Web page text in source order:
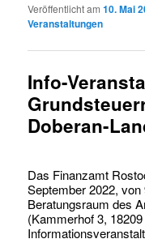
Veröffentlicht am10. Mai
Veranstaltungen
Info-
Doberan-
Das Finanzamt
September 2022,
Beratungsraum des
(Kammerhof 3,